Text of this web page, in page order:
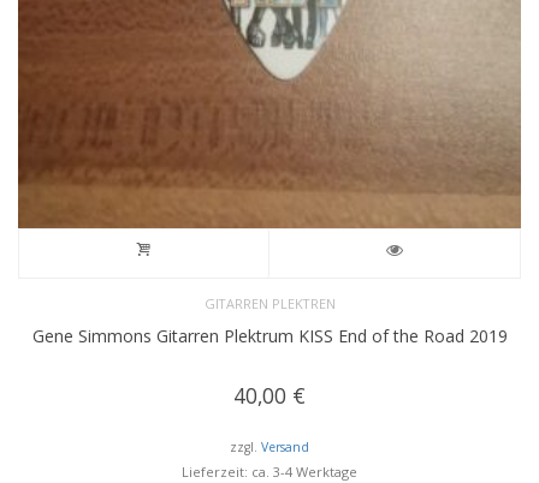
GITARREN PLEKTREN
Gene Simmons Gitarren Plektrum KISS End of the Road 2019
40,00 €
zzgl. Versand
Lieferzeit: ca. 3-4 Werktage